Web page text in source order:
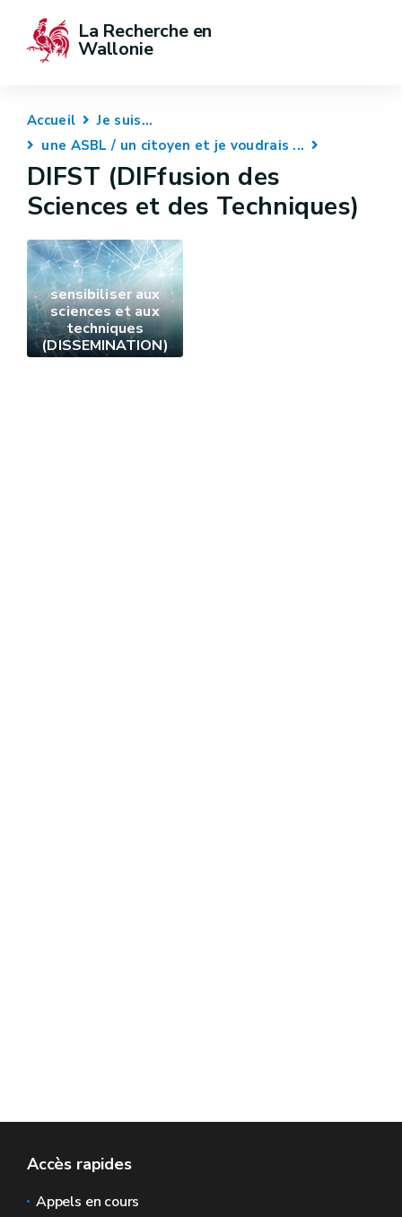
La Recherche en
Wallonie
Accueil
Je suis...
une ASBL / un citoyen et je voudrais ...
DIFST (DIFfusion des
Sciences et des Techniques)
sensibiliser aux
sciences et aux
techniques
(DISSEMINATION)
Accès rapides
Appels en cours